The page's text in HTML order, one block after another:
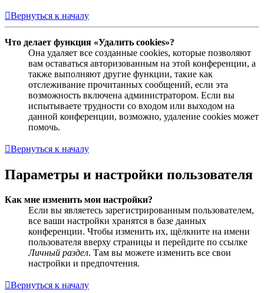
Вернуться к началу
Что делает функция «Удалить cookies»?
Она удаляет все созданные cookies, которые позволяют
вам оставаться авторизованным на этой конференции, а
также выполняют другие функции, такие как
отслеживание прочитанных сообщений, если эта
возможность включена администратором. Если вы
испытываете трудности со входом или выходом на
данной конференции, возможно, удаление cookies может
помочь.
Вернуться к началу
Параметры и настройки пользователя
Как мне изменить мои настройки?
Если вы являетесь зарегистрированным пользователем,
все ваши настройки хранятся в базе данных
конференции. Чтобы изменить их, щёлкните на имени
пользователя вверху страницы и перейдите по ссылке
Личный раздел. Там вы можете изменить все свои
настройки и предпочтения.
Вернуться к началу